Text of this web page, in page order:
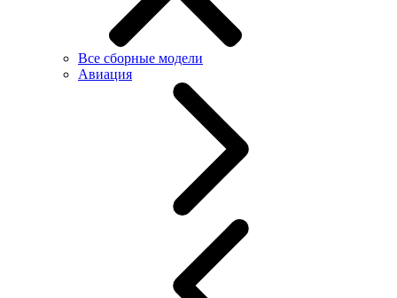
Все сборные модели
Авиация